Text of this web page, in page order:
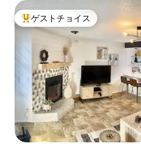
大好評のゲストチョイスです。
ゲストチョイス